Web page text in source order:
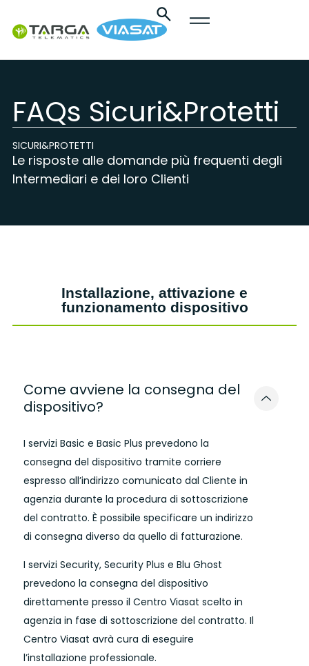
FAQs Sicuri&Protetti
SICURI&PROTETTI
Le risposte alle domande più frequenti degli
Intermediari e dei loro Clienti
Installazione, attivazione e
funzionamento dispositivo
Come avviene la consegna del
dispositivo?
I servizi Basic e Basic Plus prevedono la
consegna del dispositivo tramite corriere
espresso all’indirizzo comunicato dal Cliente in
agenzia durante la procedura di sottoscrizione
del contratto. È possibile specificare un indirizzo
di consegna diverso da quello di fatturazione.
I servizi Security, Security Plus e Blu Ghost
prevedono la consegna del dispositivo
direttamente presso il Centro Viasat scelto in
agenzia in fase di sottoscrizione del contratto. Il
Centro Viasat avrà cura di eseguire
l’installazione professionale.